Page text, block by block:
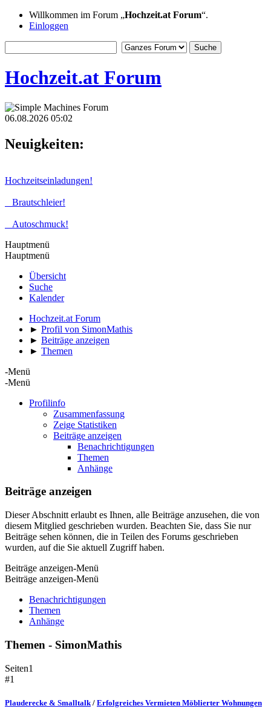
Willkommen im Forum „Hochzeit.at Forum“.
Einloggen
Hochzeit.at Forum
06.08.2026 05:02
Neuigkeiten:
Hochzeitseinladungen!
Brautschleier!
Autoschmuck!
Hauptmenü
Hauptmenü
Übersicht
Suche
Kalender
Hochzeit.at Forum
► Profil von SimonMathis
► Beiträge anzeigen
► Themen
-Menü
-Menü
Profilinfo
Zusammenfassung
Zeige Statistiken
Beiträge anzeigen
Benachrichtigungen
Themen
Anhänge
Beiträge anzeigen
Dieser Abschnitt erlaubt es Ihnen, alle Beiträge anzusehen, die von
diesem Mitglied geschrieben wurden. Beachten Sie, dass Sie nur
Beiträge sehen können, die in Teilen des Forums geschrieben
wurden, auf die Sie aktuell Zugriff haben.
Beiträge anzeigen-Menü
Beiträge anzeigen-Menü
Benachrichtigungen
Themen
Anhänge
Themen - SimonMathis
Seiten1
#1
Plauderecke & Smalltalk / Erfolgreiches Vermieten Möblierter Wohnungen